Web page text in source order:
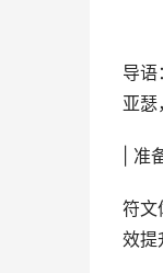
导语
亚瑟
| 准
符文
效提